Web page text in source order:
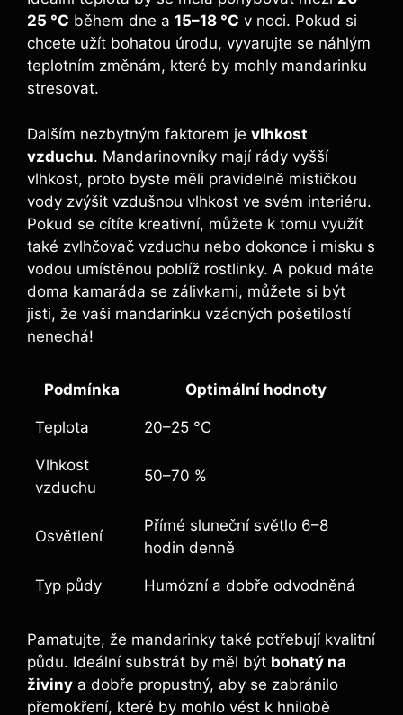
25 °C během dne a 15–18 °C v noci. Pokud si
chcete užít bohatou úrodu, vyvarujte se náhlým
teplotním změnám, které by mohly mandarinku
stresovat.
Dalším nezbytným faktorem je vlhkost
vzduchu. Mandarinovníky mají rády vyšší
vlhkost, proto byste měli pravidelně mističkou
vody zvýšit vzdušnou vlhkost ve svém interiéru.
Pokud se cítíte kreativní, můžete k tomu využít
také zvlhčovač vzduchu nebo dokonce i misku s
vodou umístěnou poblíž rostlinky. A pokud máte
doma kamaráda se zálivkami, můžete si být
jisti, že vaši mandarinku vzácných pošetilostí
nenechá!
Podmínka Optimální hodnoty
Teplota 20–25 °C
Vlhkost
vzduchu
50–70 %
Osvětlení
Přímé sluneční světlo 6–8
hodin denně
Typ půdy Humózní a dobře odvodněná
Pamatujte, že mandarinky také potřebují kvalitní
půdu. Ideální substrát by měl být bohatý na
živiny a dobře propustný, aby se zabránilo
přemokření, které by mohlo vést k hnilobě